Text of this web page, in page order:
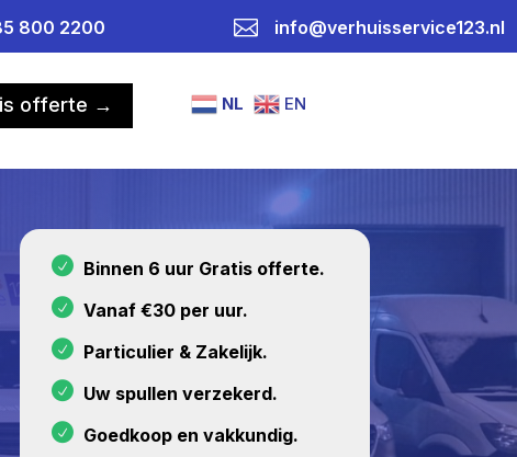
800 2200  info@verhuisservice123.nl
offerte → NL EN
Binnen 6 uur Gratis offerte.
Vanaf €30 per uur.
Particulier & Zakelijk.
Uw spullen verzekerd.
Goedkoop en vakkundig.